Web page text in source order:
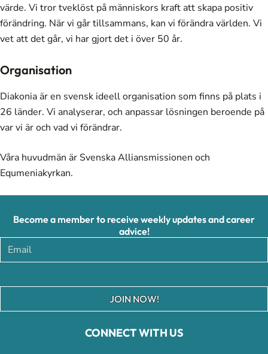
värde. Vi tror tveklöst på människors kraft att skapa positiv
förändring. När vi går tillsammans, kan vi förändra världen. Vi
vet att det går, vi har gjort det i över 50 år.
Organisation
Diakonia är en svensk ideell organisation som finns på plats i
26 länder. Vi analyserar, och anpassar lösningen beroende på
var vi är och vad vi förändrar.
Våra huvudmän är Svenska Alliansmissionen och
Equmeniakyrkan.
CONNECT WITH US
Become a member to receive weekly updates and career
advice!
JOIN NOW!